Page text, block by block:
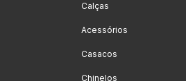
Calças
Acessórios
Casacos
Chinelos